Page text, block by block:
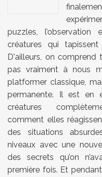
puzzles,
créatures qui
D'ailleurs, on comprend
pas vraiment à nous
platformer classique,
permanente. Il est en
créatures
comment elles
des situations
niveaux avec une
des secrets qu’on
première fois. Et